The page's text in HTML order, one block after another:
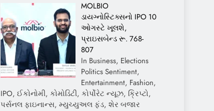
MOLBIO
ડાયગ્નોસ્ટિક્સનો IPO 10
ઓગસ્ટે ખૂલશે,
પ્રાઇસબેન્ડ રૂ. 768-
807
In Business, Elections
Politics Sentiment,
Entertainment, Fashion,
IPO, ઈકોનોમી, કોમોડિટી, કોર્પોરેટ ન્યૂઝ, ક્રિપ્ટો,
પર્સનલ ફાઇનાન્સ, મ્યુચ્યુઅલ ફંડ, શેર બજાર